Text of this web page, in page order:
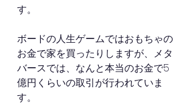
す。
ボードの人生ゲームではおもちゃの
お金で家を買ったりしますが、メタ
バースでは、なんと本当のお金で5
億円くらいの取引が行われていま
す。